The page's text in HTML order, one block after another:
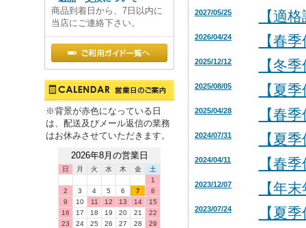
2027/05/25 【適
2026/04/24 【春
2025/12/12 【冬
2025/08/05 【夏
2025/04/28 【春
2024/07/31 【夏
2024/04/11 【春
2023/12/07 【年
2023/07/24 【夏
商品到着日から、7日以内に
当店にご連絡下さい。
※背景が赤色になっている日
は、配送及びメール返信の業務
はお休みさせていただきます。
2026年8月の営業日
日 月 火 水 木 金
土
1
2
3 4 5 6 7
8
9
10 11 12 13 14
15
16
17 18 19 20 21
22
23
24 25 26 27 28
29